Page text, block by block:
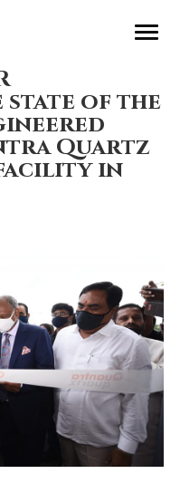
state of the
Quartz
in